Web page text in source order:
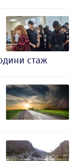
стаж